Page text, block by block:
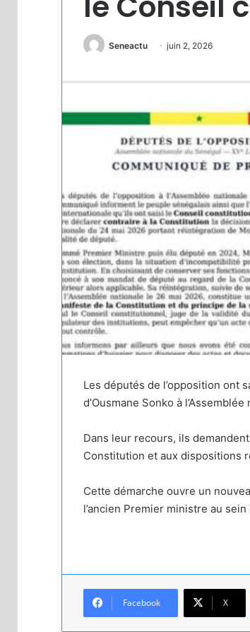
Seneactu juin 2, 2026
Les députés de l’opposition ont
d’Ousmane Sonko à l’Assemblée
Dans leur recours, ils
Constitution et aux dispositions
Cette démarche ouvre un
l’ancien Premier ministre au sein
Facebook X